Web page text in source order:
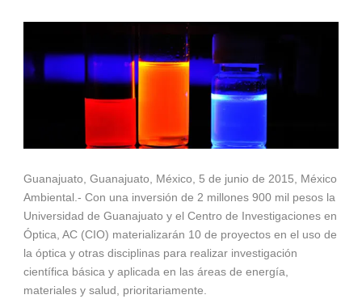
Guanajuato, Guanajuato, México, 5 de junio de 2015, México
Ambiental.- Con una inversión de 2 millones 900 mil pesos la
Universidad de Guanajuato y el Centro de Investigaciones en
Óptica, AC (CIO) materializarán 10 de proyectos en el uso de
la óptica y otras disciplinas para realizar investigación
científica básica y aplicada en las áreas de energía,
materiales y salud, prioritariamente.